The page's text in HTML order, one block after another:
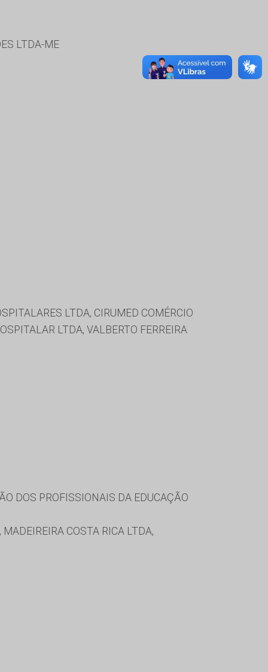
LTDA-ME
LTDA, CIRUMED COMÉRCIO
LTDA, VALBERTO FERREIRA
DOS PROFISSIONAIS DA EDUCAÇÃO
COSTA RICA LTDA,